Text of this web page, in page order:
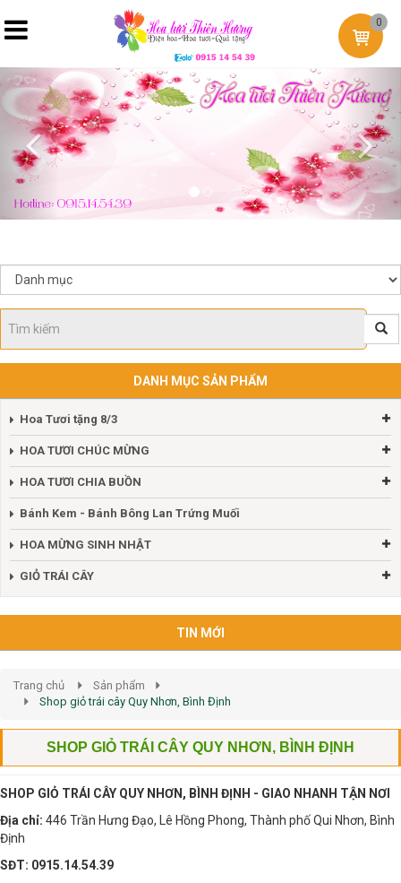
0
Previous
DANH MỤC SẢN PHẨM
Hoa Tươi tặng 8/3
HOA TƯƠI CHÚC MỪNG
HOA TƯƠI CHIA BUỒN
Bánh Kem - Bánh Bông Lan Trứng Muối
HOA MỪNG SINH NHẬT
GIỎ TRÁI CÂY
TIN MỚI
Trang chủ
Sản phẩm
Shop giỏ trái cây Quy Nhơn, Bình Định
SHOP GIỎ TRÁI CÂY QUY NHƠN, BÌNH ĐỊNH
SHOP GIỎ TRÁI CÂY QUY NHƠN, BÌNH ĐỊNH - GIAO NHANH TẬN NƠI
Địa chỉ: 446 Trần Hưng Đạo, Lê Hồng Phong, Thành phố Qui Nhơn, Bình
Định
SĐT: 0915.14.54.39